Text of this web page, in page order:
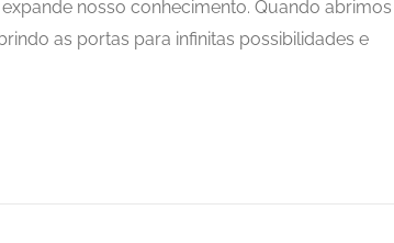
nosso conhecimento. Quando abrimos
as portas para infinitas possibilidades e